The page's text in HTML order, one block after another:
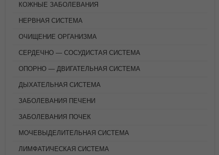
КОЖНЫЕ ЗАБОЛЕВАНИЯ
НЕРВНАЯ СИСТЕМА
ОЧИЩЕНИЕ ОРГАНИЗМА
СЕРДЕЧНО — СОСУДИСТАЯ СИСТЕМА
ОПОРНО — ДВИГАТЕЛЬНАЯ СИСТЕМА
ДЫХАТЕЛЬНАЯ СИСТЕМА
ЗАБОЛЕВАНИЯ ПЕЧЕНИ
ЗАБОЛЕВАНИЯ ПОЧЕК
МОЧЕВЫДЕЛИТЕЛЬНАЯ СИСТЕМА
ЛИМФАТИЧЕСКАЯ СИСТЕМА